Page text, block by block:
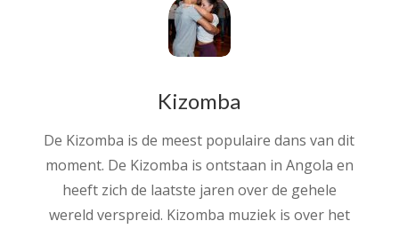
Kizomba
De Kizomba is de meest populaire dans van dit
moment. De Kizomba is ontstaan in Angola en
heeft zich de laatste jaren over de gehele
wereld verspreid. Kizomba muziek is over het